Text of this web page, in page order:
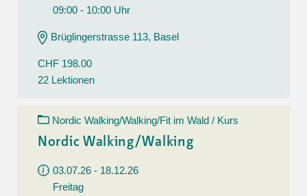
09:00 - 10:00 Uhr
Brüglingerstrasse 113, Basel
CHF 198.00
22 Lektionen
Nordic Walking/Walking/Fit im Wald / Kurs
Nordic Walking/Walking
03.07.26 - 18.12.26
Freitag